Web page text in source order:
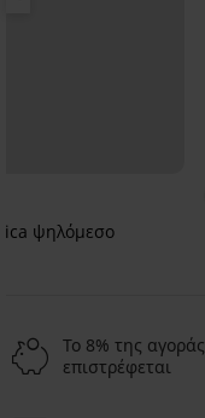
ψηλόμεσο
Το 8% της αγοράς
επιστρέφεται